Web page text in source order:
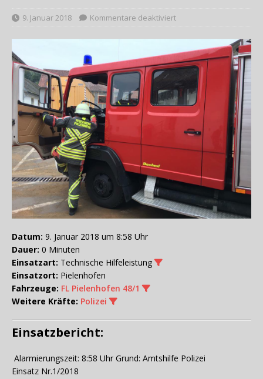
9. Januar 2018 Kommentare deaktiviert
Datum: 9. Januar 2018 um 8:58 Uhr
Dauer: 0 Minuten
Einsatzart: Technische Hilfeleistung
Einsatzort: Pielenhofen
Fahrzeuge: FL Pielenhofen 48/1
Weitere Kräfte: Polizei
Einsatzbericht:
Alarmierungszeit: 8:58 Uhr Grund: Amtshilfe Polizei
Einsatz Nr.1/2018